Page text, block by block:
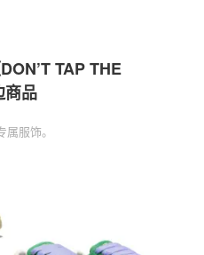
TAP THE
商品
服饰。